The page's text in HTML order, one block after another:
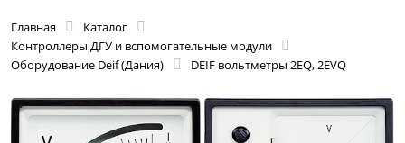
Главная
Каталог
Контроллеры ДГУ и вспомогательные модули
Оборудование Deif (Дания)
DEIF вольтметры 2EQ, 2EVQ